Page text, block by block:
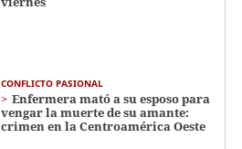
CONFLICTO PASIONAL
Enfermera mató a su esposo para
vengar la muerte de su amante:
crimen en la Centroamérica Oeste